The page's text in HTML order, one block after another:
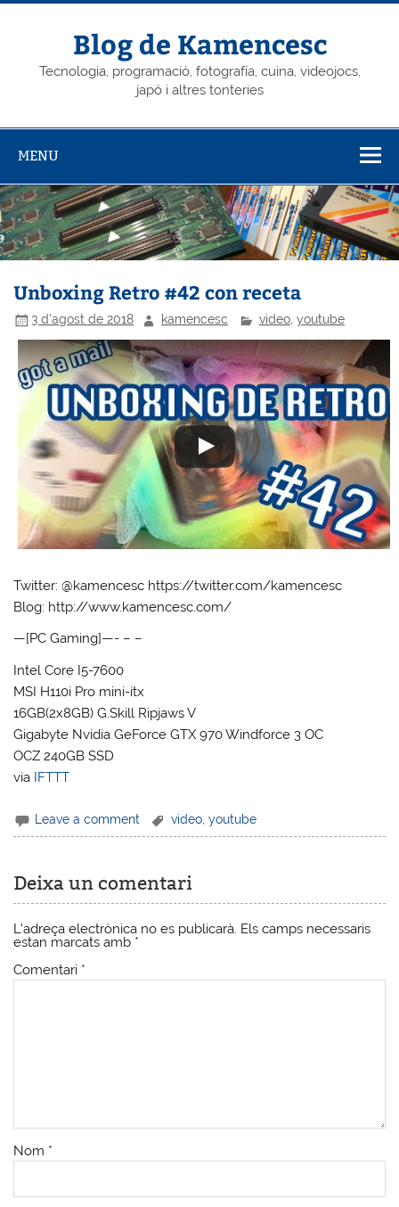
Skip
Blog de Kamencesc
Tecnologia, programació, fotografía, cuina, videojocs,
japó i altres tonteries
MENU
Unboxing Retro #42 con receta
3 d'agost de 2018 kamencesc video, youtube
Twitter: @kamencesc https://twitter.com/kamencesc
Blog: http://www.kamencesc.com/
—[PC Gaming]—- – –
Intel Core I5-7600
MSI H110i Pro mini-itx
16GB(2x8GB) G.Skill Ripjaws V
Gigabyte Nvidia GeForce GTX 970 Windforce 3 OC
OCZ 240GB SSD
via IFTTT
Leave a comment video ,youtube
Deixa un comentari
L'adreça electrònica no es publicarà. Els camps necessaris
estan marcats amb *
Comentari *
Nom *